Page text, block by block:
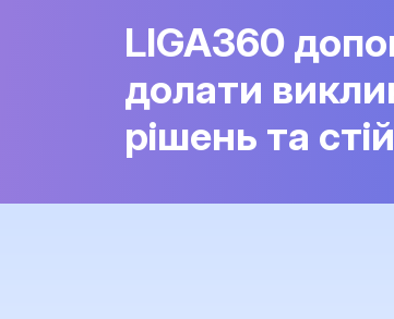
LIGA360
долати
рішень та